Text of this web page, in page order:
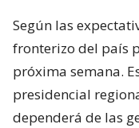
Según las
fronterizo del país
próxima semana.
presidencial
dependerá de las